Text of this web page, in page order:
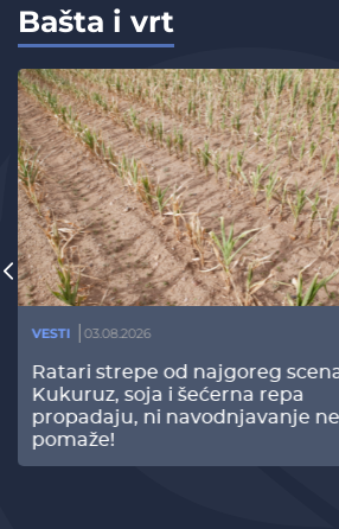
Bašta i vrt
VESTI 03.08.2026
Ratari strepe od najgoreg
Kukuruz, soja i šećerna repa
propadaju, ni navodnjavanje ne
pomaže!